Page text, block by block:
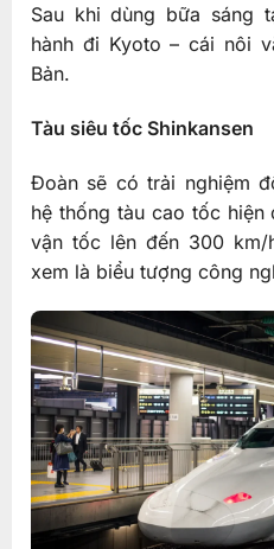
Sau khi dùng bữa sáng
hành đi Kyoto – cái nôi
Bản.
Tàu siêu tốc Shinkansen
Đoàn sẽ có trải nghiệm
hệ thống tàu cao tốc
vận tốc lên đến 300
xem là biểu tượng công